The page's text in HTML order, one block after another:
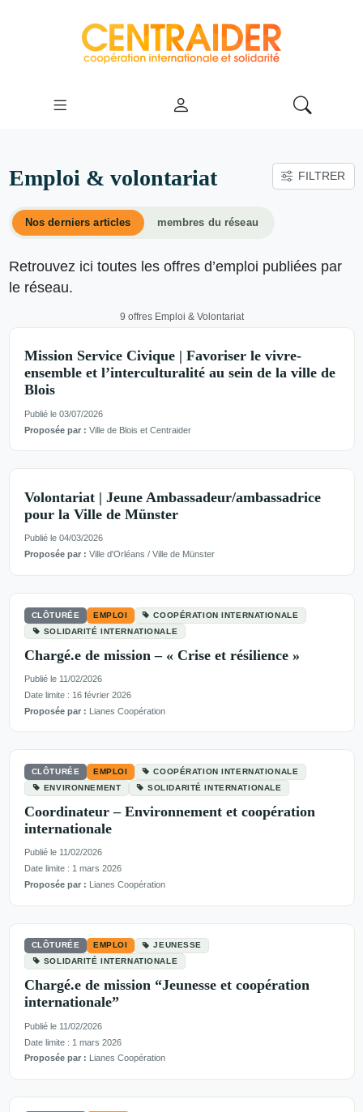
Emploi & volontariat FILTRER
Nos derniers articles membres du réseau
Retrouvez ici toutes les offres d’emploi publiées par
le réseau.
9 offres Emploi & Volontariat
Mission Service Civique | Favoriser le vivre-
ensemble et l’interculturalité au sein de la ville de
Blois
Publié le 03/07/2026
Proposée par : Ville de Blois et Centraider
Volontariat | Jeune Ambassadeur/ambassadrice
pour la Ville de Münster
Publié le 04/03/2026
Proposée par : Ville d'Orléans / Ville de Münster
CLÔTURÉE EMPLOI
COOPÉRATION INTERNATIONALE
SOLIDARITÉ INTERNATIONALE
Chargé.e de mission – « Crise et résilience »
Publié le 11/02/2026
Date limite : 16 février 2026
Proposée par : Lianes Coopération
CLÔTURÉE EMPLOI
COOPÉRATION INTERNATIONALE
ENVIRONNEMENT
SOLIDARITÉ INTERNATIONALE
Coordinateur – Environnement et coopération
internationale
Publié le 11/02/2026
Date limite : 1 mars 2026
Proposée par : Lianes Coopération
CLÔTURÉE EMPLOI
JEUNESSE
SOLIDARITÉ INTERNATIONALE
Chargé.e de mission “Jeunesse et coopération
internationale”
Publié le 11/02/2026
Date limite : 1 mars 2026
Proposée par :
Lianes Coopération